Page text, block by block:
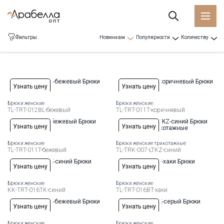
Фильтры Новинкам Популярности Количеству
Узнать цену
Доступные размеры:
44 46 48 5052 5456
Брюки женские
TL-TRT-012BL-бежевый
Узнать цену
Доступные размеры:
48 50 52 54
Брюки женские
TL-TRT-011T-коричневый
Узнать цену
Доступные размеры:
48 50 52 54
Брюки женские
TL-TRT-011T-бежевый
Узнать цену
Брюки женские трикотажные
TL-TRK-007-LTKZ-синий
Узнать цену
Доступные размеры:
44 46 48 50 52 5456
Брюки женские
KK-TRT-016TK-синий
Узнать цену
Доступные размеры:
44 46 48 5052 5456
Брюки женские
TL-TRT-016BT-хаки
Узнать цену Узнать цену